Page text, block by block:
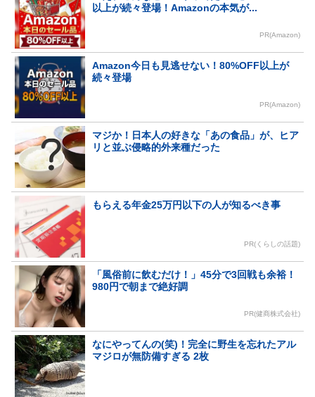
以上が続々登場！Amazonの本気が...
PR(Amazon)
Amazon今日も見逃せない！80%OFF以上が
続々登場
PR(Amazon)
マジか！日本人の好きな「あの食品」が、ヒア
リと並ぶ侵略的外来種だった
もらえる年金25万円以下の人が知るべき事
PR(くらしの話題)
「風俗前に飲むだけ！」45分で3回戦も余裕！
980円で朝まで絶好調
PR(健商株式会社)
なにやってんの(笑)！完全に野生を忘れたアル
マジロが無防備すぎる 2枚